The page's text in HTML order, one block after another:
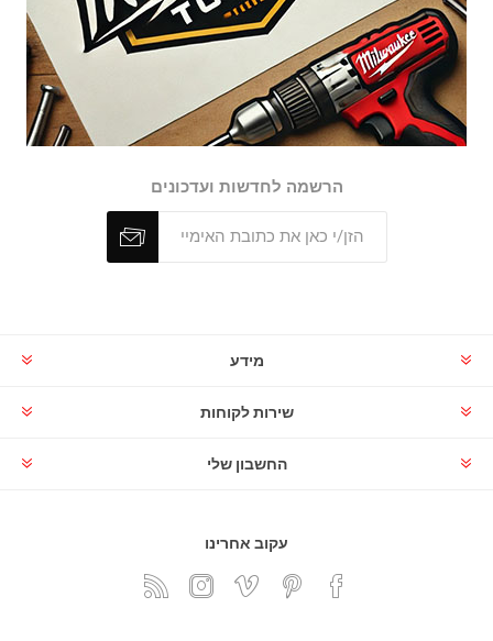
הרשמה לחדשות ועדכונים
מידע
שירות לקוחות
החשבון שלי
עקוב אחרינו